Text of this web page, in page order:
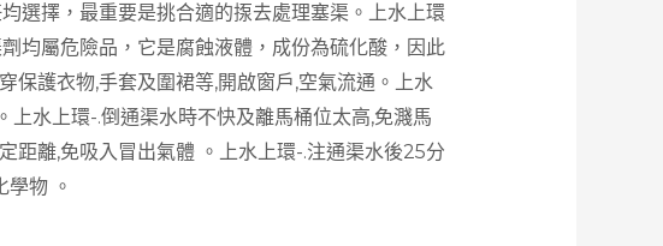
選擇，最重要是挑合適的揼去處理塞渠。上水上環
均屬危險品，它是腐蝕液體，成份為硫化酸，因此
保護衣物,手套及圍裙等,開啟窗戶,空氣流通。上水
上水上環-.倒通渠水時不快及離馬桶位太高,免濺馬
距離,免吸入冒出氣體 。上水上環-.注通渠水後25分
物 。